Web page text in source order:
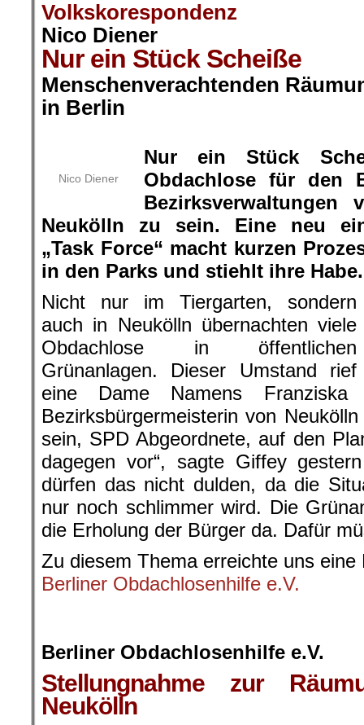
Volkskorespondenz
Nico Diener
Nur ein Stück Scheiße
Menschenverachtenden
in Berlin
Nico Diener
Nur ein Stück
Obdachlose für den
Neukölln zu sein. Eine neu
„Task Force“ macht kurzen
in den Parks und stiehlt ihre Habe.
Nicht nur im Tiergarten, sondern
auch in Neukölln übernachten viele
Obdachlose in öffentlichen
Grünanlagen. Dieser Umstand rief
eine Dame Namens
Bezirksbürgermeisterin von
sein, SPD Abgeordnete, auf den
dagegen vor“, sagte Giffey
dürfen das nicht dulden, da die
nur noch schlimmer wird. Die
die Erholung der Bürger da. Dafür
Zu diesem Thema erreichte uns eine
Berliner Obdachlosenhilfe e.V.
Berliner Obdachlosenhilfe e.V.
Stellungnahme zur
Neukölln